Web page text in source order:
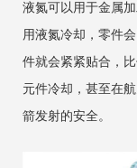
液氮可以用于金属
用液氮冷却，零件
件就会紧紧贴合，
元件冷却，甚至在
箭发射的安全。